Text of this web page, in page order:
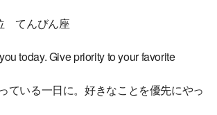
んびん座
today. Give priority to your favorite
ている一日に。好きなことを優先にやっ